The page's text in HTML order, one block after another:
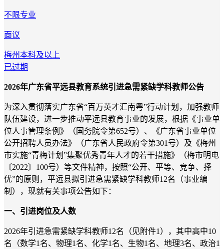
不限专业
面议
梅州本科及以上
已过期
2026年广东省平远县教育系统引进急需紧缺学科教师公告
为深入贯彻落实广东省“百万英才汇南粤”行动计划，加强教师
队伍建设，进一步推动平远县教育事业的发展，根据《事业单
位人事管理条例》（国务院令第652号）、《广东省事业单位
公开招聘人员办法》（广东省人民政府令第301号）及《梅州
市实施“青梅计划”集聚优秀青年人才的若干措施》（梅市明电
〔2022〕100号）等文件精神，按照“公开、平等、竞争、择
优”的原则，平远县拟引进急需紧缺学科教师12名（事业编
制），现就有关事项公告如下：
一、引进岗位及人数
2026年引进急需紧缺学科教师12名（见附件1），其中高中10
名（数学1名、物理1名、化学1名、生物1名、地理3名、政治1